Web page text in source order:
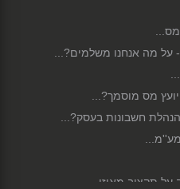
מה אנחנו משלמים?...
מס מוסמך?...
חשבונות בעסק?...
תקציב מאוזן...